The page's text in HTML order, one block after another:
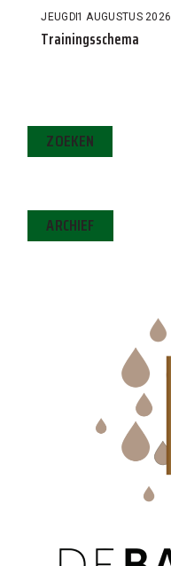
JEUGD1 AUGUSTUS 2026
Trainingsschema
ZOEKEN
ARCHIEF